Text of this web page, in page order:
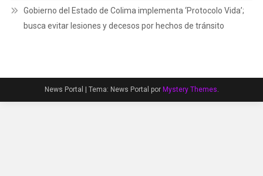
Gobierno del Estado de Colima implementa ‘Protocolo Vida’;
busca evitar lesiones y decesos por hechos de tránsito
News Portal Tema: News Portal por Mystery Themes.